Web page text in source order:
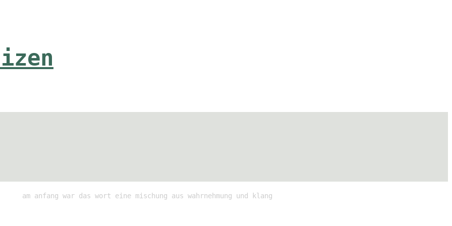
am anfang war das wort eine mischung aus wahrnehmung und klang